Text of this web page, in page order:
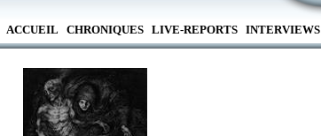
ACCUEIL CHRONIQUES LIVE-REPORTS INTERVIEWS